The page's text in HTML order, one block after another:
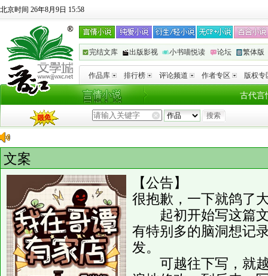
北京时间 26年8月9日 15:58
完结文库 出版影视 小书喵悦读 论坛 繁体版
作品库 排行榜 评论频道 作者专区 版权专
古代言
文案
【公告】
很抱歉，一下就鸽了
起初开始写这篇文
有特别多的脑洞想记
发。
可越往下写，就越